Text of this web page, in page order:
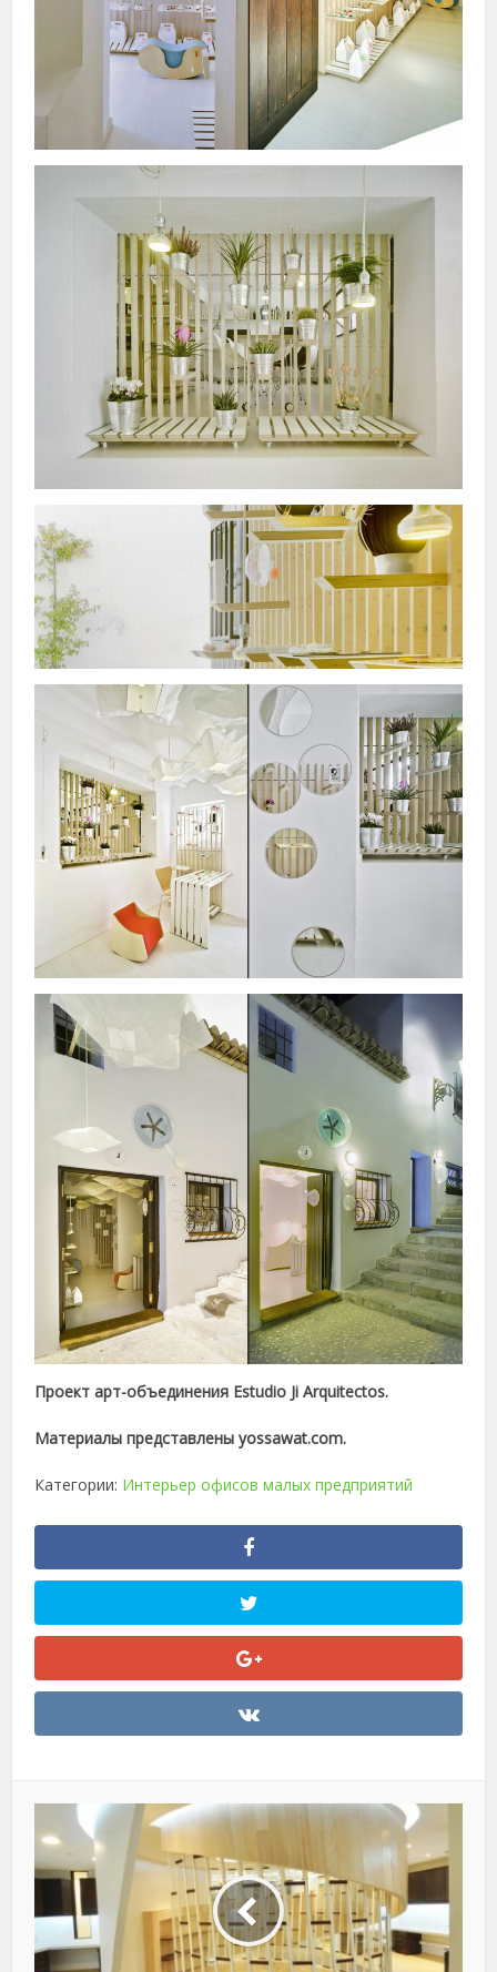
Проект арт-объединения Estudio Ji Arquitectos.
Материалы представлены yossawat.com.
Категории: Интерьер офисов малых предприятий